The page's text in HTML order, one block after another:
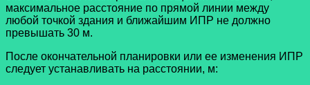
максимальное расстояние по прямой линии между
любой точкой здания и ближайшим ИПР не должно
превышать 30 м.
После окончательной планировки или ее изменения ИПР
следует устанавливать на расстоянии, м: